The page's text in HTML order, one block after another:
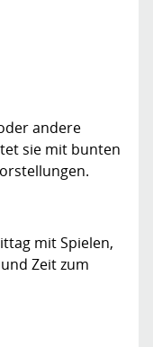
andere
sie mit bunten
mit Spielen,
Zeit zum